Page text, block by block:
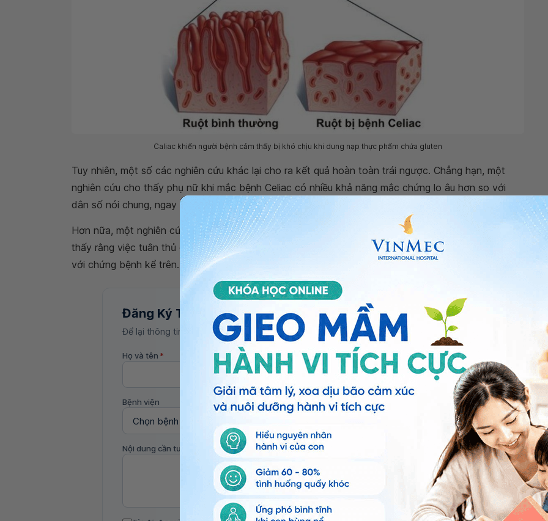
Caliac khiến người bệnh cảm thấy bị khó chịu khi dung nạp thực phẩm chứa gluten
Tuy nhiên, một số các nghiên cứu khác lại cho ra kết quả hoàn toàn trái ngược. Chẳng hạn, một
nghiên cứu cho thấy phụ nữ khi mắc bệnh Celiac có nhiều khả năng mắc chứng lo âu hơn so với
dân số nói chung, ngay cả sau khi tuân thủ chế độ ăn loại bỏ gluten.
Hơn nữa, một nghiên cứu năm 2020 ở 283 người mắc bệnh celiac có xu hướng lo lắng cao cho
thấy rằng việc tuân thủ chế độ ăn không có Gluten không cho ra bất cứ cải thiện đáng kể nào đối
với chứng bệnh kể trên.
Đăng Ký Tư Vấn
Để lại thông tin, bác sĩ Vinmec sẽ liên hệ tư vấn trong 24 giờ.
Họ và tên * Số điện thoại*
Bệnh viện
Nội dung cần tư vấn